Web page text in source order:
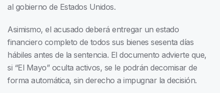
al gobierno de Estados Unidos.
Asimismo, el acusado deberá entregar un estado
financiero completo de todos sus bienes sesenta días
hábiles antes de la sentencia. El documento advierte que,
si “El Mayo” oculta activos, se le podrán decomisar de
forma automática, sin derecho a impugnar la decisión.